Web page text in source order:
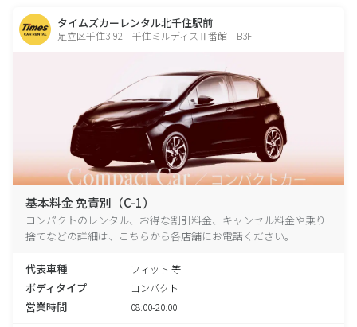
タイムズカーレンタル北千住駅前
足立区千住3-92 千住ミルディスⅡ番館 B3F
基本料金 免責別（C-1）
コンパクトのレンタル、お得な割引料金、キャンセル料金や乗り
捨てなどの詳細は、こちらから各店舗にお電話ください。
代表車種 フィット 等
ボディタイプ コンパクト
営業時間 08:00-20:00